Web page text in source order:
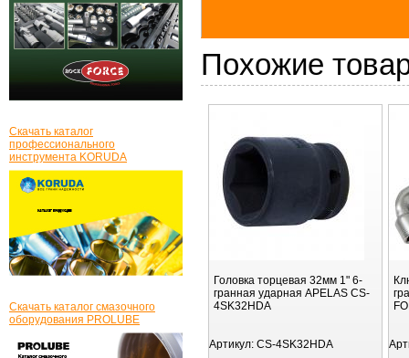
Похожие
Головка торцевая 32мм 1" 6-
гранная ударная APELAS CS-
4SK32HDA
Артикул: CS-4SK32HDA
Скачать каталог
профессионального
инструмента KORUDA
Скачать каталог смазочного
оборудования PROLUBE